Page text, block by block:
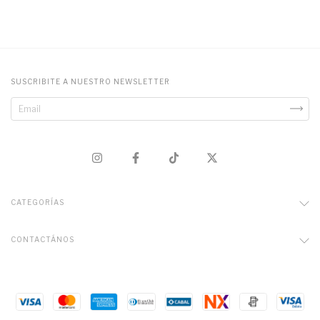
SUSCRIBITE A NUESTRO NEWSLETTER
CATEGORÍAS
CONTACTÁNOS